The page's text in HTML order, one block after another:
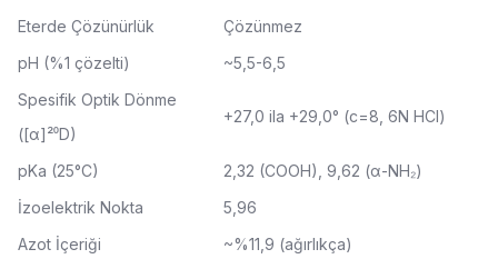
Eterde Çözünürlük
Çözünmez
pH (%1 çözelti)
~5,5-6,5
Spesifik Optik Dönme
([α]²⁰D)
+27,0 ila +29,0° (c=8, 6N HCl)
pKa (25°C)
2,32 (COOH), 9,62 (α-NH₂)
İzoelektrik Nokta
5,96
Azot İçeriği
~%11,9 (ağırlıkça)